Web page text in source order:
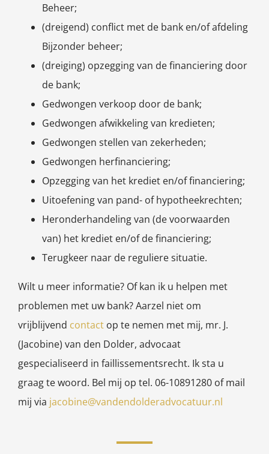
Beheer;
(dreigend) conflict met de bank en/of afdeling
Bijzonder beheer;
(dreiging) opzegging van de financiering door
de bank;
Gedwongen verkoop door de bank;
Gedwongen afwikkeling van kredieten;
Gedwongen stellen van zekerheden;
Gedwongen herfinanciering;
Opzegging van het krediet en/of financiering;
Uitoefening van pand- of hypotheekrechten;
Heronderhandeling van (de voorwaarden
van) het krediet en/of de financiering;
Terugkeer naar de reguliere situatie.
Wilt u meer informatie? Of kan ik u helpen met
problemen met uw bank? Aarzel niet om
vrijblijvend contactop te nemen met mij, mr. J.
(Jacobine) van den Dolder, advocaat
gespecialiseerd in faillissementsrecht. Ik sta u
graag te woord. Bel mij op tel. 06-10891280 of mail
mij via jacobine@vandendolderadvocatuur.nl